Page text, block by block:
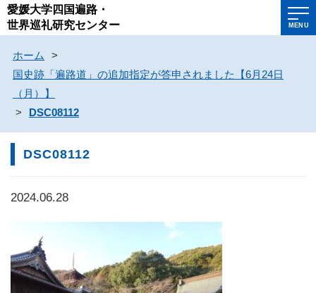
愛媛大学四国遍路・
世界巡礼研究センター
MENU
ホーム
>
国史跡「遍路道」の追加指定が答申されました【6月24日
（月）】
>
DSC08112
DSC08112
2024.06.28